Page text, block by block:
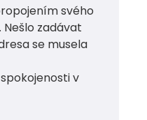
svého
Nešlo zadávat
se musela
v